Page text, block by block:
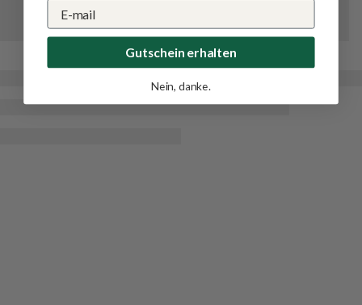
Gutschein erhalten
Nein, danke.